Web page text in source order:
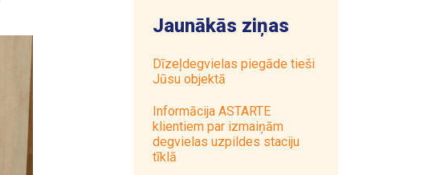
Par ASTARTEJaunākās ziņas
Dīzeļdegvielas piegāde tieši
Jūsu objektā
Informācija ASTARTE
klientiem par izmaiņām
degvielas uzpildes staciju
tīklā